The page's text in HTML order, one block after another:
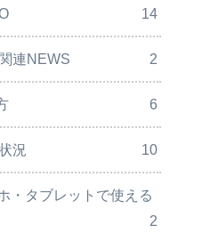
14
連NEWS 2
6
況 10
・タブレットで使える
2